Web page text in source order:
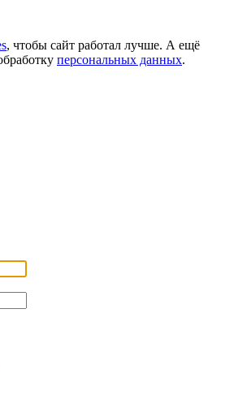
, чтобы сайт работал лучше. А ещё
персональных данных.